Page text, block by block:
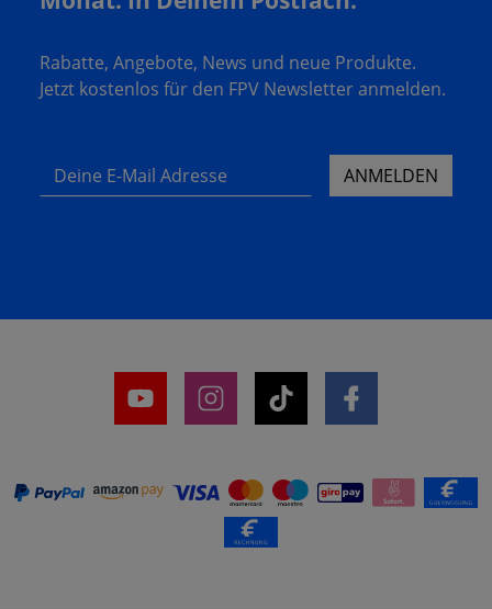
Rabatte, Angebote, News und neue Produkte.
Jetzt kostenlos für den FPV Newsletter anmelden.
Deine E-Mail Adresse ANMELDEN